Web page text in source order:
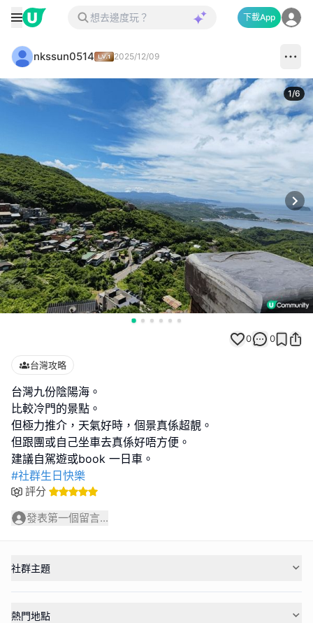
下載App
nkssun0514 2025/12/09
1/6
0 0
台灣攻略
台灣九份陰陽海。
比較冷門的景點。
但極力推介，天氣好時，個景真係超靚。
但跟團或自己坐車去真係好唔方便。
#社群生日快樂
評分
發表第一個留言...
社群主題
熱門地點